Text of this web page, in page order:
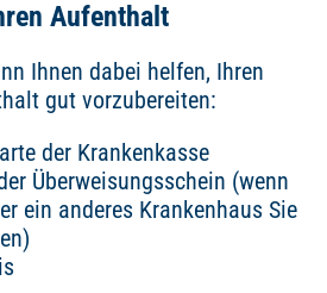
Aufenthalt
Ihnen dabei helfen, Ihren
gut vorzubereiten:
der Krankenkasse
Überweisungsschein (wenn
ein anderes Krankenhaus Sie